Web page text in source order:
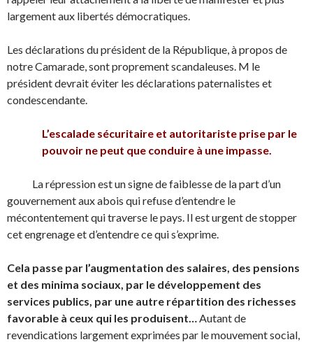
largement aux libertés démocratiques.
Les déclarations du président de la République, à propos de
notre Camarade, sont proprement scandaleuses. M le
président devrait éviter les déclarations paternalistes et
condescendante.
L’escalade sécuritaire et autoritariste prise par le
pouvoir ne peut que conduire à une impasse.
La répression est un signe de faiblesse de la part d’un
gouvernement aux abois qui refuse d’entendre le
mécontentement qui traverse le pays. Il est urgent de stopper
cet engrenage et d’entendre ce qui s’exprime.
Cela passe par l’augmentation des salaires, des pensions
et des minima sociaux, par le développement des
services publics, par une autre répartition des richesses
favorable à ceux qui les produisent…Autant de
revendications largement exprimées par le mouvement social,